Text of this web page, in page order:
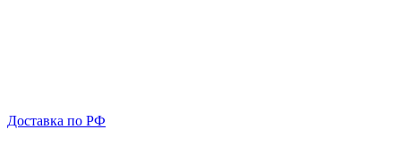
Доставка по РФ